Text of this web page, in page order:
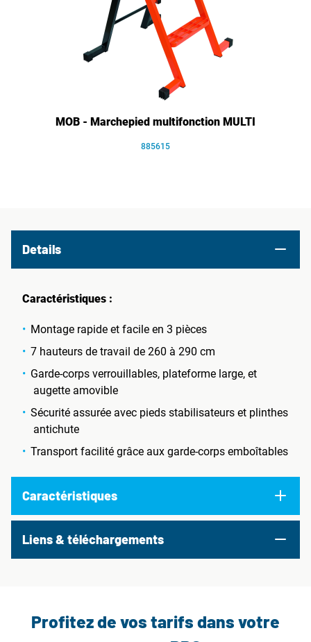
MOB - Marchepied multifonction MULTI
885615
Details
Caractéristiques :
Montage rapide et facile en 3 pièces
7 hauteurs de travail de 260 à 290 cm
Garde-corps verrouillables, plateforme large, et
augette amovible
Sécurité assurée avec pieds stabilisateurs et plinthes
antichute
Transport facilité grâce aux garde-corps emboîtables
Caractéristiques
Liens & téléchargements
Profitez de vos tarifs dans votre